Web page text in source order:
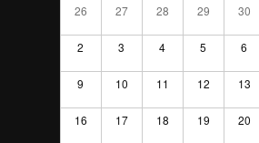
26 27 28 29 30
2 3 4 5 6
9 10 11 12 13
16 17 18 19 20